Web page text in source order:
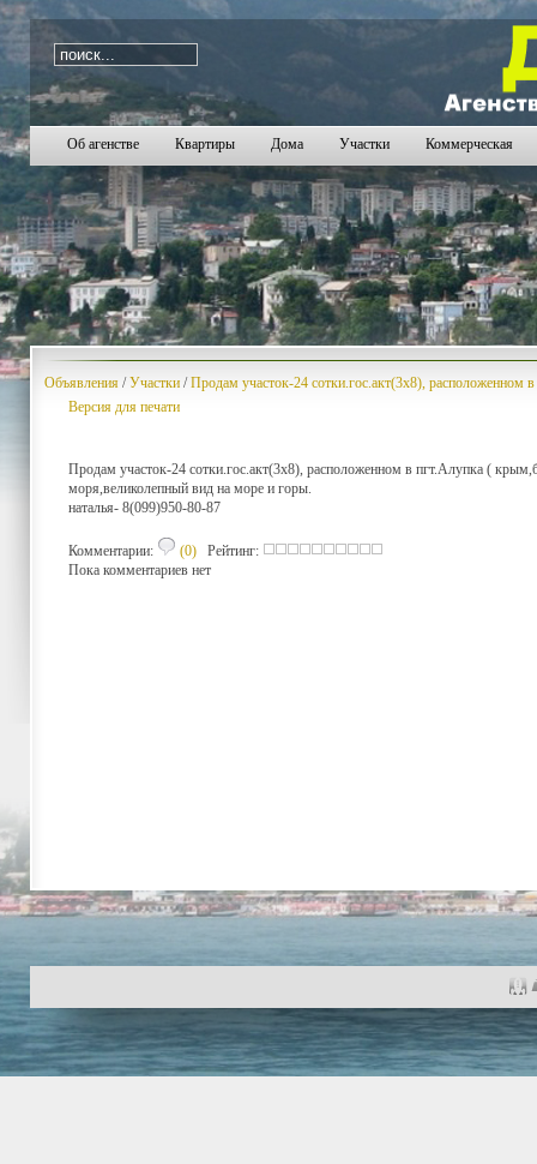
i=1795
Об агенстве Квартиры Дома Участки Коммерческая
Объявления /Участки /Продам участок-24 сотки.гос.акт(3x8), расположенном
Версия для печати
Продам участок-24 сотки.гос.акт(3x8), расположенном в пгт.Алупка (
моря,великолепный вид на море и горы.
наталья- 8(099)950-80-87
Комментарии: (0) Рейтинг:
Пока комментариев нет